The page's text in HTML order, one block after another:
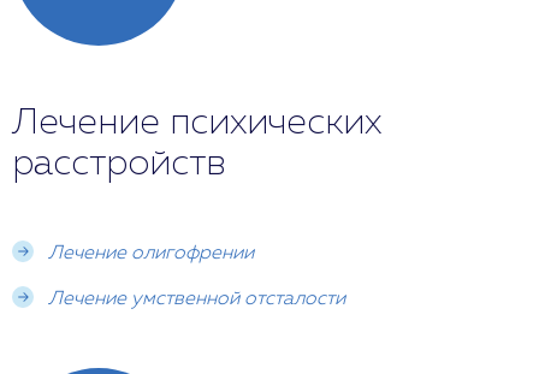
Лечение психических
расстройств
Лечение олигофрении
Лечение умственной отсталости